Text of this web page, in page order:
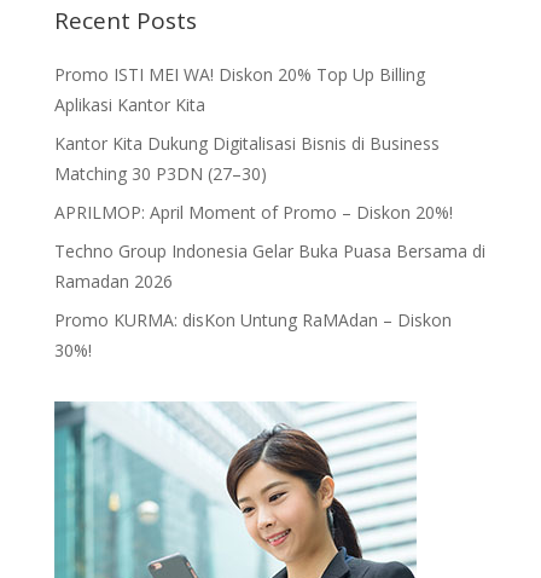
Recent Posts
Promo ISTI MEI WA! Diskon 20% Top Up Billing
Aplikasi Kantor Kita
Kantor Kita Dukung Digitalisasi Bisnis di Business
Matching 30 P3DN (27–30)
APRILMOP: April Moment of Promo – Diskon 20%!
Techno Group Indonesia Gelar Buka Puasa Bersama di
Ramadan 2026
Promo KURMA: disKon Untung RaMAdan – Diskon
30%!